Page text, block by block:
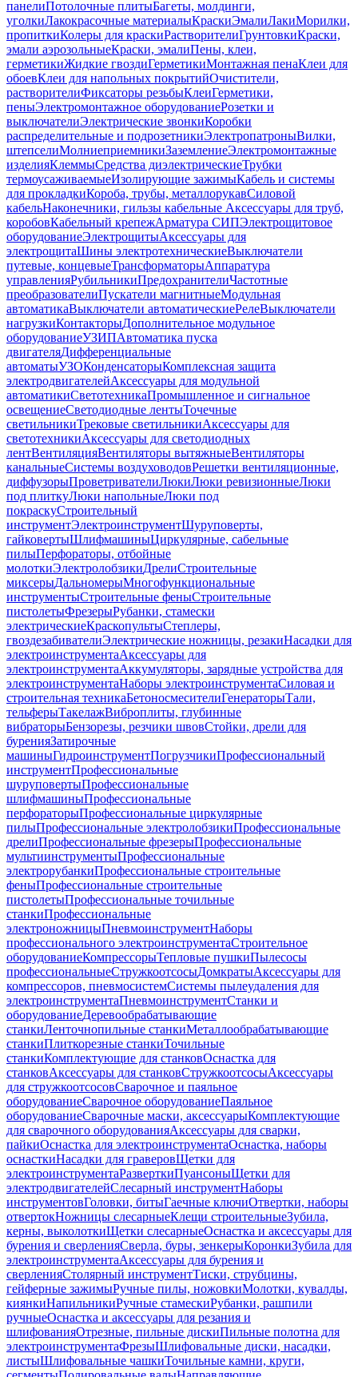
панелиПотолочные плитыБагеты, молдинги,
уголкиЛакокрасочные материалыКраскиЭмалиЛакиМорилки,
пропиткиКолеры для краскиРастворителиГрунтовкиКраски,
эмали аэрозольныеКраски, эмалиПены, клеи,
герметикиЖидкие гвоздиГерметикиМонтажная пенаКлеи для
обоевКлеи для напольных покрытийОчистители,
растворителиФиксаторы резьбыКлеиГерметики,
пеныЭлектромонтажное оборудованиеРозетки и
выключателиЭлектрические звонкиКоробки
распределительные и подрозетникиЭлектропатроныВилки,
штепселиМолниеприемникиЗаземлениеЭлектромонтажные
изделияКлеммыСредства диэлектрическиеТрубки
термоусаживаемыеИзолирующие зажимыКабель и системы
для прокладкиКороба, трубы, металлорукавСиловой
кабельНаконечники, гильзы кабельные Аксессуары для труб,
коробовКабельный крепежАрматура СИПЭлектрощитовое
оборудованиеЭлектрощитыАксессуары для
электрощитаШины электротехническиеВыключатели
путевые, концевыеТрансформаторыАппаратура
управленияРубильникиПредохранителиЧастотные
преобразователиПускатели магнитныеМодульная
автоматикаВыключатели автоматическиеРелеВыключатели
нагрузкиКонтакторыДополнительное модульное
оборудованиеУЗИПАвтоматика пуска
двигателяДифференциальные
автоматыУЗОКонденсаторыКомплексная защита
электродвигателейАксессуары для модульной
автоматикиСветотехникаПромышленное и сигнальное
освещениеСветодиодные лентыТочечные
светильникиТрековые светильникиАксессуары для
светотехникиАксессуары для светодиодных
лентВентиляцияВентиляторы вытяжныеВентиляторы
канальныеСистемы воздуховодовРешетки вентиляционные,
диффузорыПроветривателиЛюкиЛюки ревизионныеЛюки
под плиткуЛюки напольныеЛюки под
покраскуСтроительный
инструментЭлектроинструментШуруповерты,
гайковертыШлифмашиныЦиркулярные, сабельные
пилыПерфораторы, отбойные
молоткиЭлектролобзикиДрелиСтроительные
миксерыДальномерыМногофункциональные
инструментыСтроительные феныСтроительные
пистолетыФрезерыРубанки, стамески
электрическиеКраскопультыСтеплеры,
гвоздезабивателиЭлектрические ножницы, резакиНасадки для
электроинструментаАксессуары для
электроинструментаАккумуляторы, зарядные устройства для
электроинструментаНаборы электроинструментаСиловая и
строительная техникаБетоносмесителиГенераторыТали,
тельферыТакелажВиброплиты, глубинные
вибраторыБензорезы, резчики швовСтойки, дрели для
буренияЗатирочные
машиныГидроинструментПогрузчикиПрофессиональный
инструментПрофессиональные
шуруповертыПрофессиональные
шлифмашиныПрофессиональные
перфораторыПрофессиональные циркулярные
пилыПрофессиональные электролобзикиПрофессиональные
дрелиПрофессиональные фрезерыПрофессиональные
мультиинструментыПрофессиональные
электрорубанкиПрофессиональные строительные
феныПрофессиональные строительные
пистолетыПрофессиональные точильные
станкиПрофессиональные
электроножницыПневмоинструментНаборы
профессионального электроинструментаСтроительное
оборудованиеКомпрессорыТепловые пушкиПылесосы
профессиональныеСтружкоотсосыДомкратыАксессуары для
компрессоров, пневмосистемСистемы пылеудаления для
электроинструментаПневмоинструментСтанки и
оборудованиеДеревообрабатывающие
станкиЛенточнопильные станкиМеталлообрабатывающие
станкиПлиткорезные станкиТочильные
станкиКомплектующие для станковОснастка для
станковАксессуары для станковСтружкоотсосыАксессуары
для стружкоотсосовСварочное и паяльное
оборудованиеСварочное оборудованиеПаяльное
оборудованиеСварочные маски, аксессуарыКомплектующие
для сварочного оборудованияАксессуары для сварки,
пайкиОснастка для электроинструментаОснастка, наборы
оснасткиНасадки для граверовЩетки для
электроинструментаРазверткиПуансоныЩетки для
электродвигателейСлесарный инструментНаборы
инструментовГоловки, битыГаечные ключиОтвертки, наборы
отвертокНожницы слесарныеКлещи строительныеЗубила,
керны, выколоткиЩетки слесарныеОснастка и аксессуары для
бурения и сверленияСверла, буры, зенкерыКоронкиЗубила для
электроинструментаАксессуары для бурения и
сверленияСтолярный инструментТиски, струбцины,
гейферные зажимыРучные пилы, ножовкиМолотки, кувалды,
киянкиНапильникиРучные стамескиРубанки, рашпили
ручныеОснастка и аксессуары для резания и
шлифованияОтрезные, пильные дискиПильные полотна для
электроинструментаФрезыШлифовальные диски, насадки,
листыШлифовальные чашкиТочильные камни, круги,